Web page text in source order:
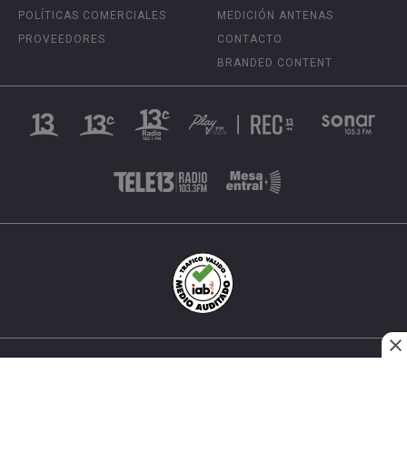
POLÍTICAS COMERCIALES
PROVEEDORES
MEDICIÓN ANTENAS
CONTACTO
BRANDED CONTENT